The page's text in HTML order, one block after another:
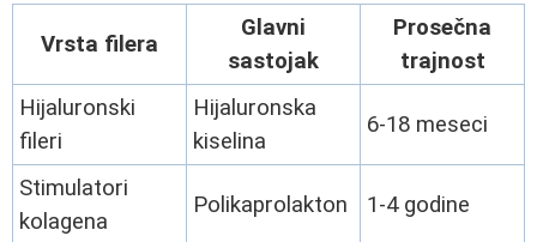
Vrsta filera
Glavni
sastojak
Prosečna
trajnost
Hijaluronski
fileri
Hijaluronska
kiselina
6-18 meseci
Stimulatori
kolagena
Polikaprolakton 1-4 godine